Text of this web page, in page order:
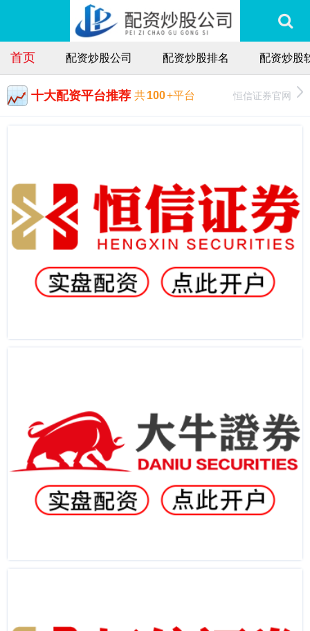
首页 配资炒股公司 配资炒股排名 配资炒股
十大配资平台推荐 共100+平台 恒信证券官网